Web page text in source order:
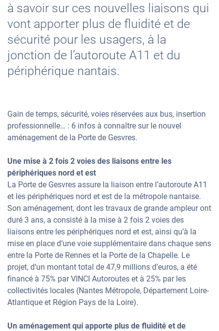
à savoir sur ces nouvelles liaisons qui
vont apporter plus de fluidité et de
sécurité pour les usagers, à la
jonction de l’autoroute A11 et du
périphérique nantais.
Gain de temps, sécurité, voies réservées aux bus, insertion
professionnelle… : 6 infos à connaître sur le nouvel
aménagement de la Porte de Gesvres.
Une mise à 2 fois 2 voies des liaisons entre les
périphériques nord et est
La Porte de Gesvres assure la liaison entre l’autoroute A11
et les périphériques nord et est de la métropole nantaise.
Son aménagement, dont les travaux de grande ampleur ont
duré 3 ans, a consisté à la mise à 2 fois 2 voies des
liaisons entre les périphériques nord et est, ainsi qu’à la
mise en place d’une voie supplémentaire dans chaque sens
entre la Porte de Rennes et la Porte de la Chapelle. Le
projet, d’un montant total de 47,9 millions d’euros, a été
financé à 75% par VINCI Autoroutes et à 25% par les
collectivités locales (Nantes Métropole, Département Loire-
Atlantique et Région Pays de la Loire).
Un aménagement qui apporte plus de fluidité et de